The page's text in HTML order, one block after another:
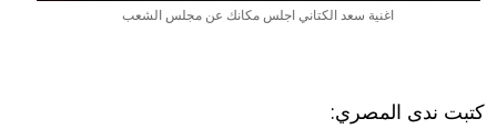
اغنية سعد الكتاني اجلس مكانك عن مجلس الشعب
كتبت ندى المصري: